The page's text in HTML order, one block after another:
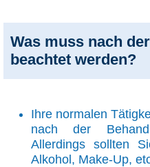
Was muss nach
beachtet werden?
Ihre normalen
nach der
Allerdings sollten
Alkohol, Make-Up,